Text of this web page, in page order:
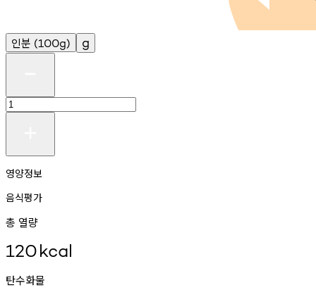
인분 (100g) g
영양정보
음식평가
총 열량
120kcal
탄수화물